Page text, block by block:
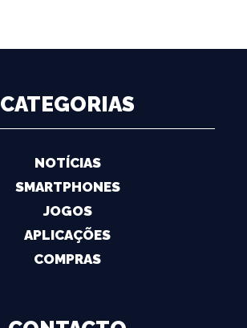
CATEGORIAS
NOTÍCIAS
SMARTPHONES
JOGOS
APLICAÇÕES
COMPRAS